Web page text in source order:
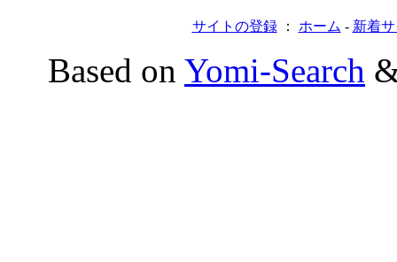
サイトの登録： ホーム - 新着
Based on Yomi-Search